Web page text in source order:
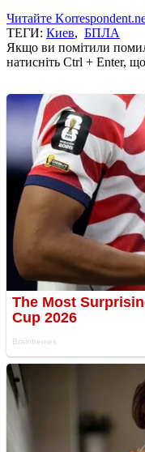
Читайте
ТЕГИ: Киев, БПЛА
Якщо ви помітили
натисніть Ctrl + Enter,